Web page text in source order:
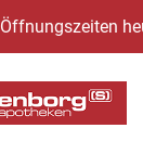
Öffnungszeiten